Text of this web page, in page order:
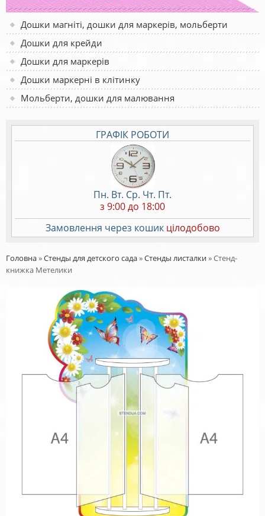
Дошки магніті, дошки для маркерів, мольберти
Дошки для крейди
Дошки для маркерів
Дошки маркерні в клітинку
Мольберти, дошки для малювання
ГРАФІК РОБОТИ
Пн. Вт. Ср. Чт. Пт.
з 9:00 до 18:00
Замовлення через кошик цілодобово
Головна»Стенды для детского сада»Стенды листалки»Стенд-
книжка Метелики